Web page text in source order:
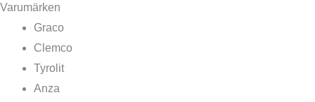
Varumärken
Graco
Clemco
Tyrolit
Anza